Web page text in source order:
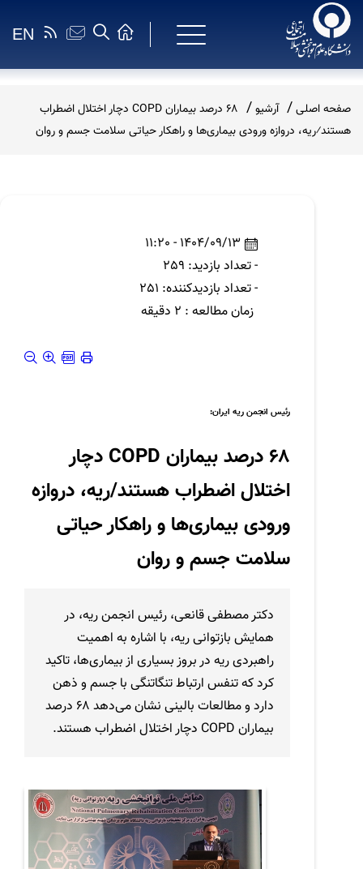
EN
صفحه اصلی آرشیو
۶۸ درصد بیماران COPD دچار اختلال اضطراب
هستند⁄ریه، دروازه ورودی بیماری‌ها و راهکار حیاتی سلامت جسم و روان
1404/09/13 - 11:20
- تعداد بازدید: 259
- تعداد بازدیدکننده: 251
زمان مطالعه : 2 دقیقه
رئیس انجمن ریه ایران:
۶۸ درصد بیماران COPD دچار
اختلال اضطراب هستند/ریه، دروازه
ورودی بیماری‌ها و راهکار حیاتی
سلامت جسم و روان
دکتر مصطفی قانعی، رئیس انجمن ریه، در
همایش بازتوانی ریه، با اشاره به اهمیت
راهبردی ریه در بروز بسیاری از بیماری‌ها، تاکید
کرد که تنفس ارتباط تنگاتنگی با جسم و ذهن
دارد و مطالعات بالینی نشان می‌دهد ۶۸ درصد
بیماران COPD دچار اختلال اضطراب هستند.